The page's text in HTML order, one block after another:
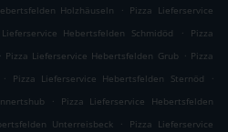
Holzhäuseln . Pizza Lieferservice
Hebertsfelden Schmidöd .
Pizza
. Pizza Lieferservice Hebertsfelden Grub . Pizza
. Pizza Lieferservice Hebertsfelden Sternöd
.
.
Pizza Lieferservice Hebertsfelden
Unterreisbeck .
Pizza Lieferservice